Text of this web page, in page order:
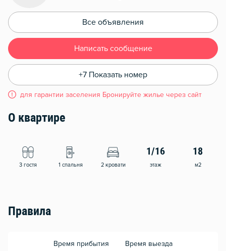
Все объявления
Написать сообщение
+7 Показать номер
для гарантии заселения Бронируйте жилье через сайт
О квартире
3 гостя 1 спальня 2 кровати
1/16
этаж
18
м2
Правила
Время прибытия Время выезда